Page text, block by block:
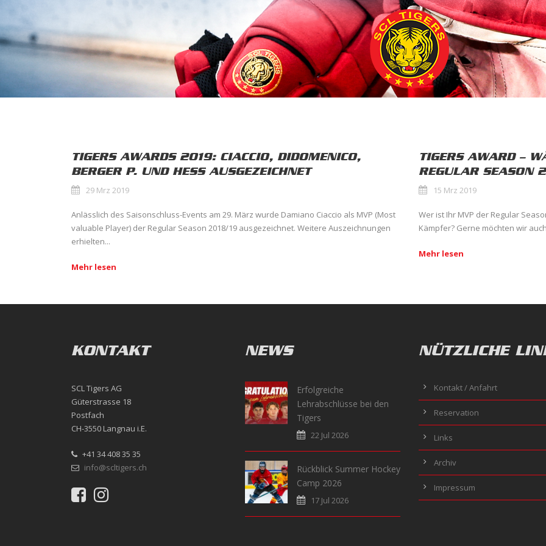
TIGERS AWARDS 2019: CIACCIO, DIDOMENICO,
BERGER P. UND HESS AUSGEZEICHNET
29 Mrz 2019
Anlässlich des Saisonschluss-Events am 29. März wurde Damiano Ciaccio als MVP (Most
valuable Player) der Regular Season 2018/19 ausgezeichnet. Weitere Auszeichnungen
erhielten...
Mehr lesen
TIGERS AWARD –
REGULAR SEASON
15 Mrz 2019
Wer ist Ihr MVP der Regular
Kämpfer? Gerne möchten wir
Mehr lesen
KONTAKT
SCL Tigers AG
Güterstrasse 18
Postfach
CH-3550 Langnau i.E.
+41 34 408 35 35
info@scltigers.ch
NEWS
Erfolgreiche
Lehrabschlüsse bei den
Tigers
22 Jul 2026
Rückblick Summer Hockey
Camp 2026
17 Jul 2026
NÜTZLICHE
Kontakt / Anfahrt
Reservation
Links
Archiv
Impressum